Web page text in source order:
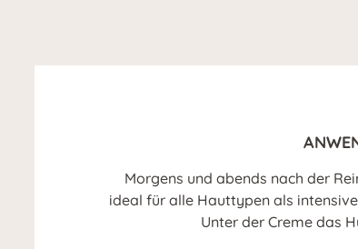
Morgens und abends nach der
ideal für alle Hauttypen als
Unter der Creme das